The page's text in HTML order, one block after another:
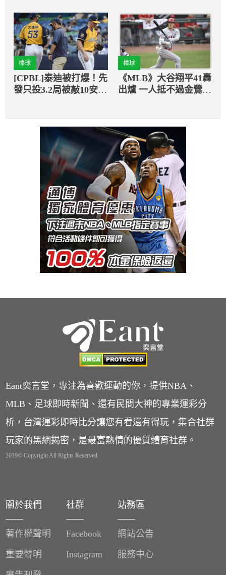
棒球
[CPBL]泰迪被打爆！先
發只投3.2局被敲10安失
棒球
《MLB》大谷翔平41轟
出爐 一人抵不過金鶯猛
Eant奕言堂，專注為喜歡運動的你，提供NBA、
MLB、足球即時新聞、還有民間大神的專業運彩分
析，台灣運彩即時比分讓您有看還有得玩，集合社群
玩家的黑網揭密，是最富熱情的優質體育社群。
2019© Copyright All Rights Reserved
關於我們
著作權聲明
重要聲明
社群
Facebook
Instagram
站務區
網站公告
服務中心